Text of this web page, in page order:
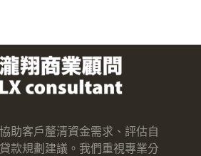
助客戶釐清資金需求、評估自
款規劃建議。我們重視專業分